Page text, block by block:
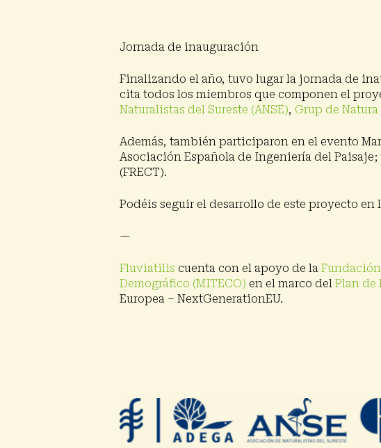
Jornada de inauguración
Finalizando el año, tuvo lugar la jornada de
cita todos los miembros que componen el
Naturalistas del Sureste (ANSE), Grup de Natura
Además, también participaron en el evento
Asociación Española de Ingeniería del
(FRECT).
Podéis seguir el desarrollo de este proyecto en
—
Fluviatilis cuenta con el apoyo de la
Demográfico (MITECO) en el marco del Plan de
Europea – NextGenerationEU.